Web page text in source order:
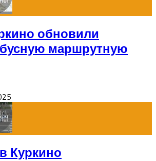
обновили
маршрутную
Куркино